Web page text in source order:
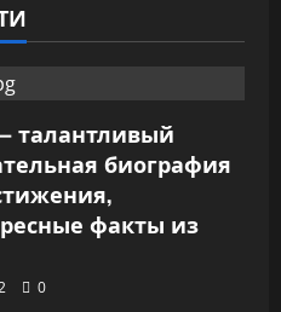
талантливый
биография
факты из
0